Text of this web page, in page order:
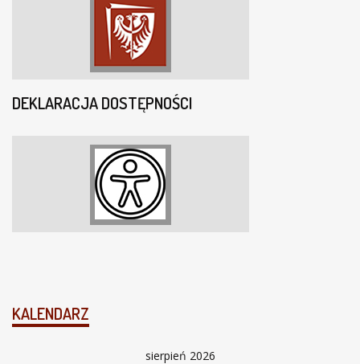
DEKLARACJA DOSTĘPNOŚCI
KALENDARZ
sierpień 2026